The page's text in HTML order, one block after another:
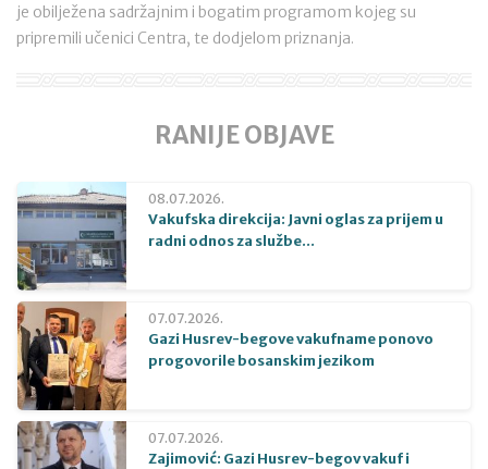
je obilježena sadržajnim i bogatim programom kojeg su
pripremili učenici Centra, te dodjelom priznanja.
RANIJE OBJAVE
08.07.2026.
Vakufska direkcija: Javni oglas za prijem u
radni odnos za službe...
07.07.2026.
Gazi Husrev-begove vakufname ponovo
progovorile bosanskim jezikom
07.07.2026.
Zajimović: Gazi Husrev-begov vakuf i